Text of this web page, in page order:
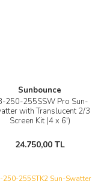
Sunbounce
250-255SSW Pro Sun-
with Translucent 2/3
Screen Kit (4 x 6')
24.750,00 TL